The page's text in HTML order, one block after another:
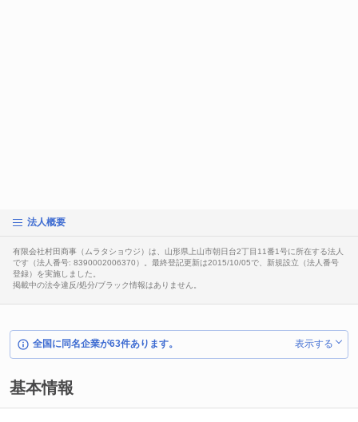
法人概要
有限会社村田商事（ムラタショウジ）は、山形県上山市朝日台2丁目11番1号に所在する法人
です（法人番号: 8390002006370）。最終登記更新は2015/10/05で、新規設立（法人番号
登録）を実施しました。
掲載中の法令違反/処分/ブラック情報はありません。
全国に同名企業が63件あります。 表示する
基本情報